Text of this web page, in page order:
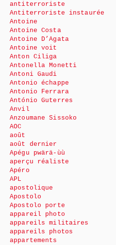
antiterroriste
Antiterroriste instaurée
Antoine
Antoine Costa
Antoine D’Agata
Antoine voit
Anton Ciliga
Antonella Monetti
Antoni Gaudi
Antonio échappe
Antonio Ferrara
António Guterres
Anvil
Anzoumane Sissoko
AOC
août
août dernier
Apégu pwärä-ùù
aperçu réaliste
Apéro
APL
apostolique
Apostolo
Apostolo porte
appareil photo
appareils militaires
appareils photos
appartements